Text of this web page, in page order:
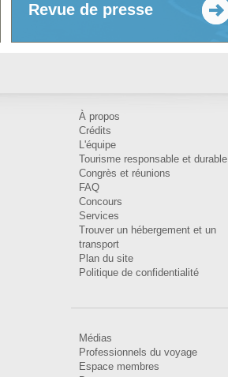
Revue de presse
À propos
Crédits
L'équipe
Tourisme responsable et durable
Congrès et réunions
FAQ
Concours
Services
Trouver un hébergement et un
transport
Plan du site
Politique de confidentialité
Médias
Professionnels du voyage
Espace membres